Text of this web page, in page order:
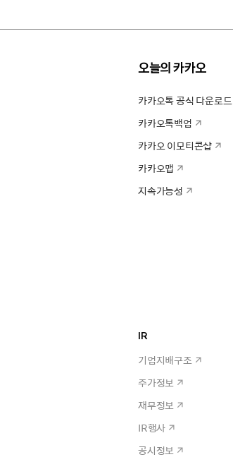
오늘의 카카오
카카오톡 공식 다운로드
카카오톡백업
카카오 이모티콘샵
카카오맵
지속가능성
IR
기업지배구조
주가정보
재무정보
IR행사
공시정보